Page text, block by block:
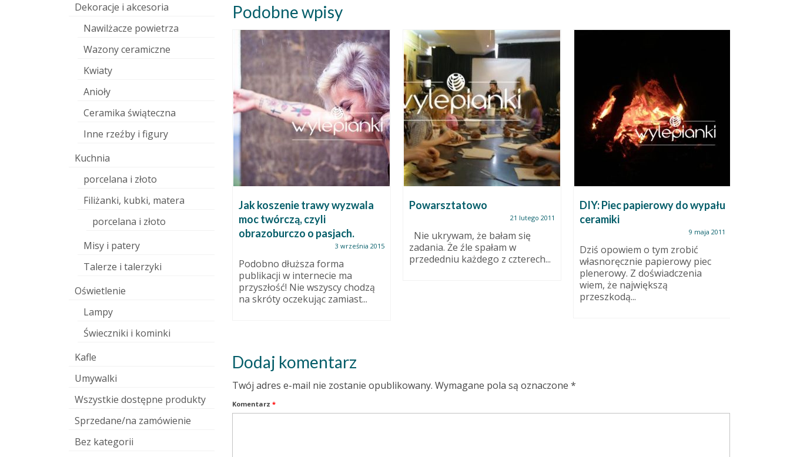
Podobne wpisy
Inspiracja tygodnia: Człowiek
w kostiumie zwierzęcia – Beth
Beth Cavener Stitcher to
urodzona w 1972 roku niezwykła
artystka amerykańska. Córka
ceramiczki i biologa...
Jak koszenie trawy wyzwala
moc twórczą, czyli
obrazoburczo o pasjach.
3 września 2015
Podobno dłuższa forma
publikacji w internecie ma
przyszłość! Nie wszyscy chodzą
na skróty oczekując zamiast...
Powarsztatowo
21 lutego 2011
Nie ukrywam, że bałam się
zadania. Że źle spałam w
przededniu każdego z czterech...
DIY: Piec papierowy do wypału
ceramiki
9 maja 2011
Dziś opowiem o tym zrobić
własnoręcznie papierowy piec
plenerowy. Z doświadczenia
wiem, że największą
przeszkodą...
Dodaj komentarz
Twój adres e-mail nie zostanie opublikowany. Wymagane pola są oznaczone *
Komentarz *
Dekoracje i akcesoria
Nawilżacze powietrza
Wazony ceramiczne
Kwiaty
Anioły
Ceramika świąteczna
Inne rzeźby i figury
Kuchnia
porcelana i złoto
Filiżanki, kubki, matera
porcelana i złoto
Misy i patery
Talerze i talerzyki
Oświetlenie
Lampy
Świeczniki i kominki
Kafle
Umywalki
Wszystkie dostępne produkty
Sprzedane/na zamówienie
Bez kategorii